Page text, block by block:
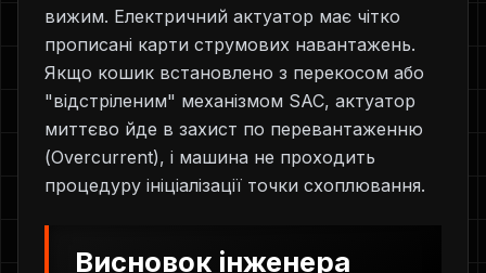
вижим. Електричний актуатор має чітко
прописані карти струмових навантажень.
Якщо кошик встановлено з перекосом або
"відстріленим" механізмом SAC, актуатор
миттєво йде в захист по перевантаженню
(Overcurrent), і машина не проходить
процедуру ініціалізації точки схоплювання.
Висновок інженера